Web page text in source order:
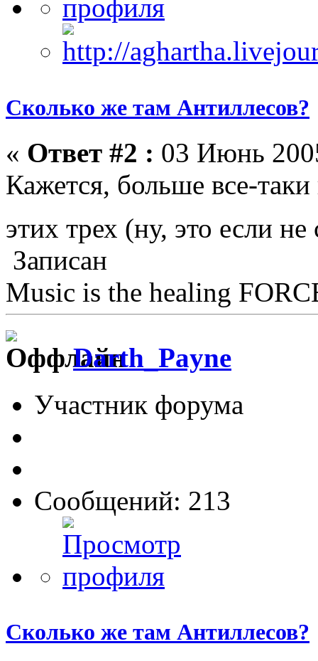
Сколько же там Антиллесов?
« Ответ #2 : 03 Июнь
Кажется, больше все-
этих трех (ну, это если
Записан
Music is the healing
Darth_Payne
Участник форума
Сообщений: 213
Сколько же там Антиллесов?